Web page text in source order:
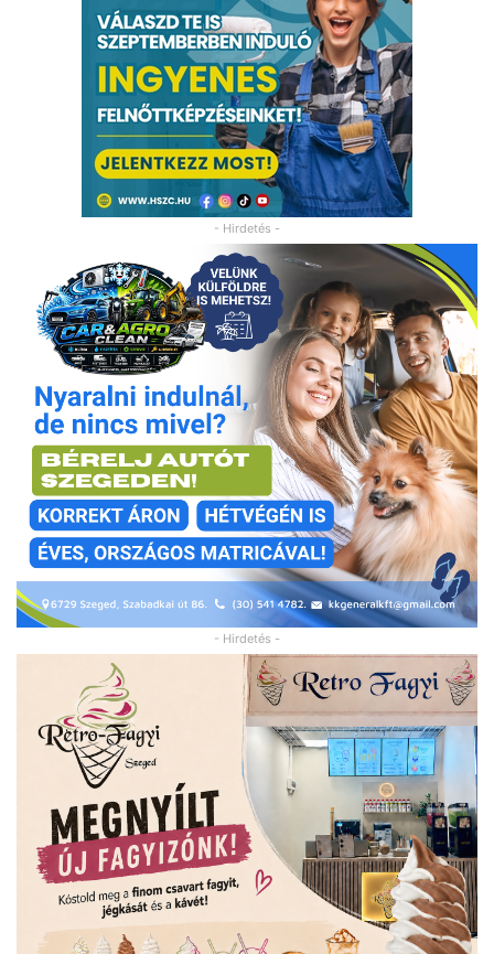
- Hirdetés -
- Hirdetés -